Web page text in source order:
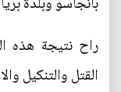
راح نتيجة هذه
القتل والتنكيل